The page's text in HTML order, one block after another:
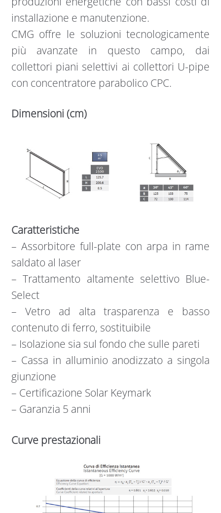
installazione e manutenzione.
CMG offre le soluzioni tecnologicamente
più avanzate in questo campo, dai
collettori piani selettivi ai collettori U-pipe
con concentratore parabolico CPC.
Dimensioni (cm)
Caratteristiche
– Assorbitore full-plate con arpa in rame
saldato al laser
– Trattamento altamente selettivo Blue-
Select
– Vetro ad alta trasparenza e basso
contenuto di ferro, sostituibile
– Isolazione sia sul fondo che sulle pareti
– Cassa in alluminio anodizzato a singola
giunzione
– Certificazione Solar Keymark
– Garanzia 5 anni
Curve prestazionali